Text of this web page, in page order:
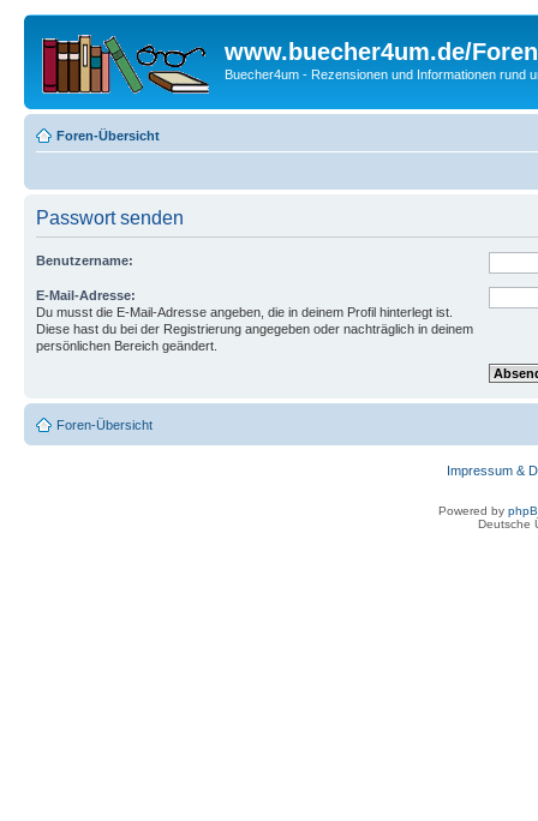
www.buecher4um.de/Foren
Buecher4um - Rezensionen und Informationen rund
Foren-Übersicht
Passwort senden
Benutzername:
E-Mail-Adresse:
Du musst die E-Mail-Adresse angeben, die in deinem Profil hinterlegt ist.
Diese hast du bei der Registrierung angegeben oder nachträglich in deinem
persönlichen Bereich geändert.
Foren-Übersicht
Impressum &
Powered by
Deutsche